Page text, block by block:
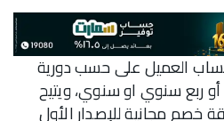
العميل على حسب دورية
ربع سنوي او سنوي، ويتيح
خصم مجانية للإصدار الأول